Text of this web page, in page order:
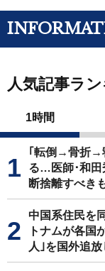
人気記事ラ
1時間
｢転倒→骨折→
る…医師･和田
断捨離すべき
中国系住民を
トナムが各国
人｣を国外追